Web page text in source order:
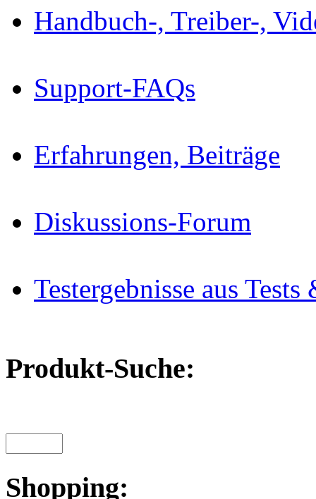
Handbuch-, Treiber-,
Support-FAQs
Erfahrungen, Beiträge
Diskussions-Forum
Testergebnisse aus
Produkt-Suche:
Shopping: